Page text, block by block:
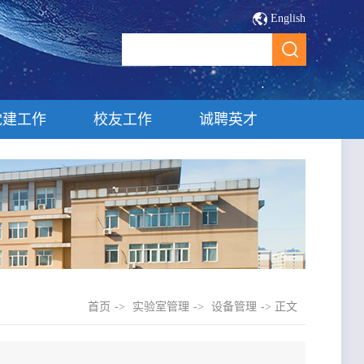
English
工作 校友工作 诚聘英才
首页 -> 实验室管理 -> 设备管理 -> 正文